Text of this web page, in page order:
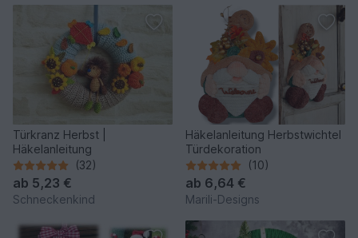
Türkranz Herbst |
Häkelanleitung
(32)
ab 5,23 €
Schneckenkind
Häkelanleitung Herbstwichtel
Türdekoration
(10)
ab 6,64 €
Marili-Designs